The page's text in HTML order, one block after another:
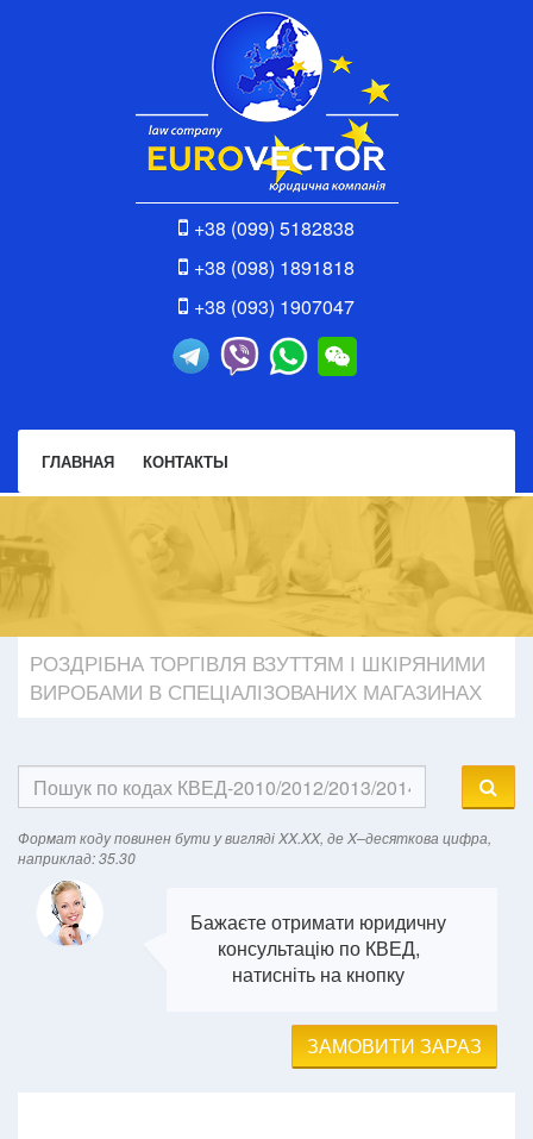
+38 (099) 5182838
+38 (098) 1891818
+38 (093) 1907047
ГЛАВНАЯ КОНТАКТЫ
РОЗДРІБНА ТОРГІВЛЯ ВЗУТТЯМ І ШКІРЯНИМИ
ВИРОБАМИ В СПЕЦІАЛІЗОВАНИХ МАГАЗИНАХ
Формат кодy повинен бути у вигляді XX.XX, де X–десяткова цифра,
наприклад: 35.30
Бажаєте отримати юридичну
консультацію по КВЕД,
натисніть на кнопку
ЗАМОВИТИ ЗАРАЗ